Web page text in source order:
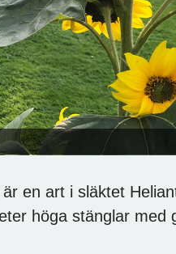
en art i släktet
höga stänglar med